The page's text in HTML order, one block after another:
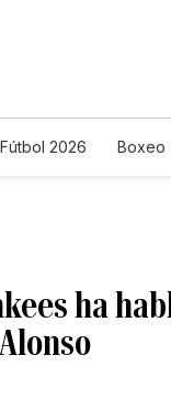
2026 Boxeo
ha